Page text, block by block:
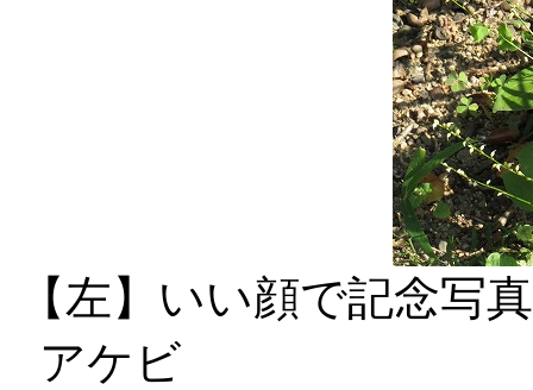
【左】いい顔
アケビ 【右